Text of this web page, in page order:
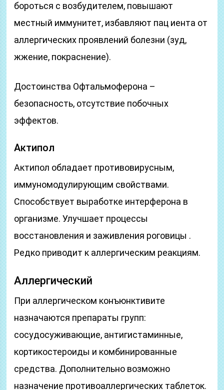
бороться с возбудителем, повышают
местный иммунитет, избавляют пац иента от
аллергических проявлений болезни (зуд,
жжение, покраснение).
Достоинства Офтальмоферона –
безопасность, отсутствие побочных
эффектов.
Актипол
Актипол обладает противовирусным,
иммуномодулирующим свойствами.
Способствует выработке интерферона в
организме. Улучшает процессы
восстановления и заживления роговицы .
Редко приводит к аллергическим реакциям.
Аллергический
При аллергическом конъюнктивите
назначаются препараты групп:
сосудосуживающие, антигистаминные,
кортикостероиды и комбинированные
средства. Дополнительно возможно
назначение противоаллергических таблеток.